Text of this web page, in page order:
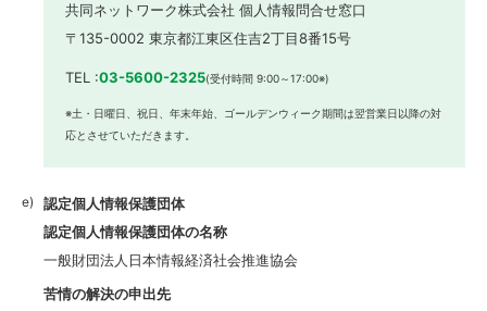
共同ネットワーク株式会社 個人情報問合せ窓口
〒135-0002 東京都江東区住吉2丁目8番15号
TEL :03-5600-2325(受付時間 9:00～17:00※)
※土・日曜日、祝日、年末年始、ゴールデンウィーク期間は翌営業日以降の対
応とさせていただきます。
認定個人情報保護団体
認定個人情報保護団体の名称
一般財団法人日本情報経済社会推進協会
苦情の解決の申出先